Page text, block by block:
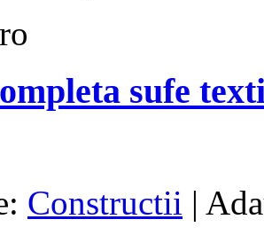
sufe
Constructii |